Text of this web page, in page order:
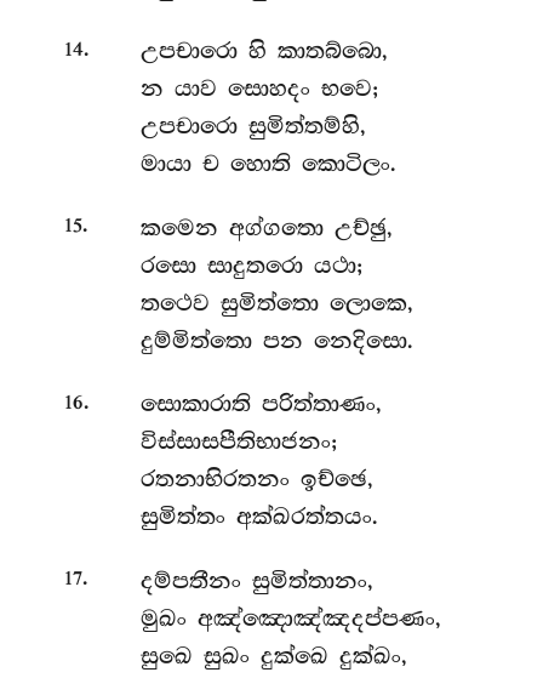
14. උපචාරො හි කාතබ්බො,
න යාව සොහදං භවෙ;
උපචාරො සුමිත්තම්හි,
මායා ච හොති කොටිලං.
15. කමෙන අග්ගතො උච්ඡු,
රසො සාදුතරො යථා;
තථෙව සුමිත්තො ලොකෙ,
දුම්මිත්තො පන නෙදිසො.
16. සොකාරාති පරිත්තාණං,
විස්සාසපීතිභාජනං;
රතනාභිරතනං ඉච්ඡෙ,
සුමිත්තං අක්ඛරත්තයං.
17. දම්පතීනං සුමිත්තානං,
මුඛං අඤ්ඤොඤ්ඤදප්පණං,
සුඛෙ සුඛං දුක්ඛෙ දුක්ඛං,